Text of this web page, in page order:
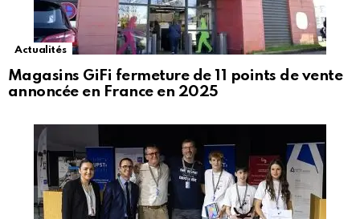
Actualités
Magasins GiFi fermeture de 11 points de vente
annoncée en France en 2025